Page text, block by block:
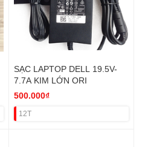
SẠC LAPTOP DELL 19.5V-
7.7A KIM LỚN ORI
500.000₫
12T